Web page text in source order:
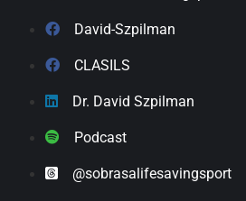
David-Szpilman
CLASILS
Dr. David Szpilman
Podcast
@sobrasalifesavingsport